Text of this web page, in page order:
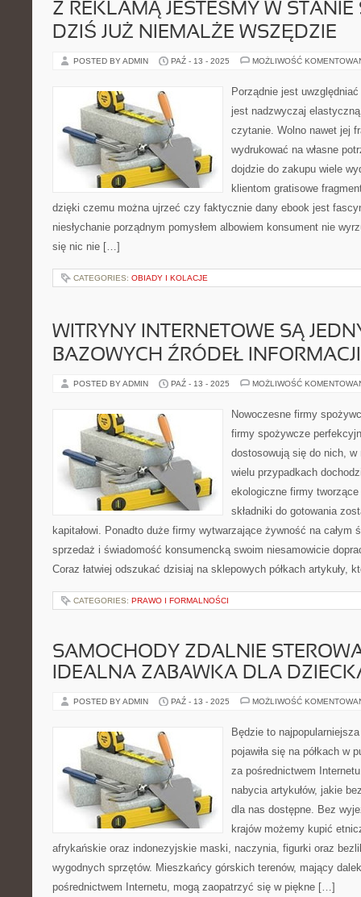
Z REKLAMĄ JESTEŚMY W
DZIŚ JUŻ NIEMALŻE WSZĘDZIE
POSTED BY ADMIN PAŹ - 13 - 2025 MOŻLIWOŚĆ
Porządnie jest
jest nadzwyczaj
czytanie. Wolno nawet jej
wydrukować na własne
dojdzie do zakupu wiele
klientom gratisowe
dzięki czemu można ujrzeć czy faktycznie dany ebook jest
niesłychanie porządnym pomysłem albowiem konsument nie
się nic nie […]
CATEGORIES: OBIADY I KOLACJE
WITRYNY INTERNETOWE SĄ
BAZOWYCH ŹRÓDEŁ INFORMACJI
POSTED BY ADMIN PAŹ - 13 - 2025 MOŻLIWOŚĆ
Nowoczesne firmy
firmy spożywcze
dostosowują się do nich,
wielu przypadkach
ekologiczne firmy
składniki do gotowania
kapitałowi. Ponadto duże firmy wytwarzające żywność na całym
sprzedaż i świadomość konsumencką swoim niesamowicie
Coraz łatwiej odszukać dzisiaj na sklepowych półkach artykuły,
CATEGORIES: PRAWO I FORMALNOŚCI
SAMOCHODY ZDALNIE
IDEALNA ZABAWKA DLA
POSTED BY ADMIN PAŹ - 13 - 2025 MOŻLIWOŚĆ
Będzie to
pojawiła się na półkach w
za pośrednictwem
nabycia artykułów, jakie
dla nas dostępne. Bez
krajów możemy kupić
afrykańskie oraz indonezyjskie maski, naczynia, figurki oraz
wygodnych sprzętów. Mieszkańcy górskich terenów, mający
pośrednictwem Internetu, mogą zaopatrzyć się w piękne […]